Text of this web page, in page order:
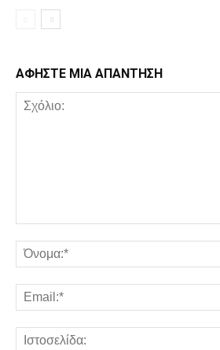
ΑΦΗΣΤΕ ΜΙΑ ΑΠΑΝΤΗΣΗ